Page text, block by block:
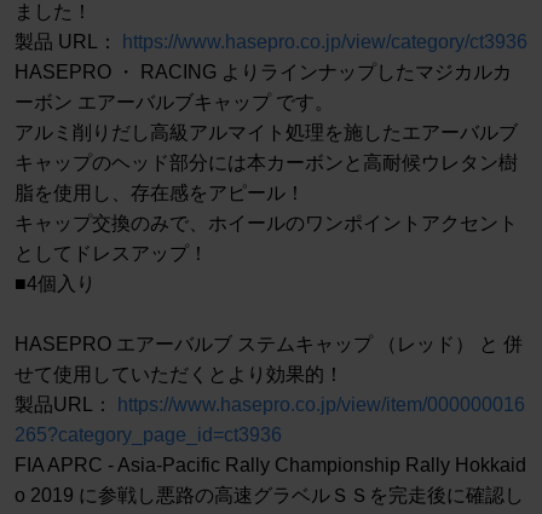
ました！
製品 URL：
https://www.hasepro.co.jp/view/category/ct3936
HASEPRO ・ RACING よりラインナップしたマジカルカ
ーボン エアーバルブキャップ です。
アルミ削りだし高級アルマイト処理を施したエアーバルブ
キャップのヘッド部分には本カーボンと高耐候ウレタン樹
脂を使用し、存在感をアピール！
キャップ交換のみで、ホイールのワンポイントアクセント
としてドレスアップ！
■4個入り
HASEPRO エアーバルブ ステムキャップ （レッド） と 併
せて使用していただくとより効果的！
製品URL：
https://www.hasepro.co.jp/view/item/000000016
265?category_page_id=ct3936
FIA APRC - Asia-Pacific Rally Championship Rally Hokkaid
o 2019 に参戦し悪路の高速グラベルＳＳを完走後に確認し